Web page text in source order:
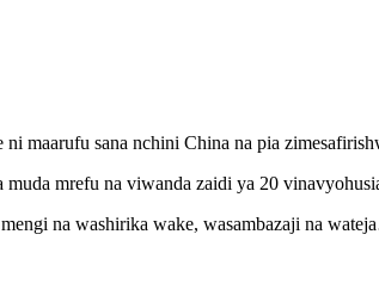
maarufu sana nchini China na pia
mrefu na viwanda zaidi ya 20
na washirika wake, wasambazaji na